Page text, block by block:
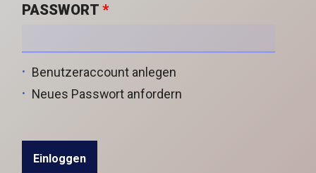
PASSWORT*
Benutzeraccount anlegen
Neues Passwort anfordern